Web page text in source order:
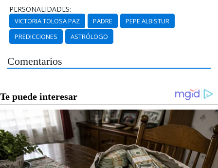
PERSONALIDADES:
VICTORIA TOLOSA PAZ PADRE
PEPE ALBISTUR
PREDICCIONES
ASTRÓLOGO
Comentarios